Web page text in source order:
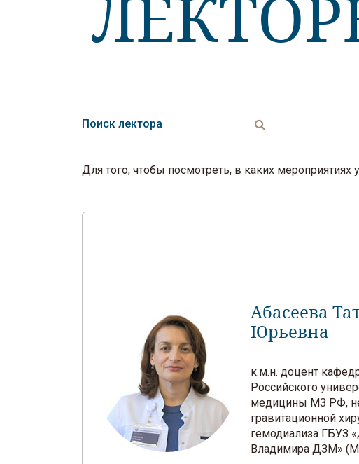
Для того, чтобы посмотреть, в каких
Абасеева
Юрьевна
к.м.н. доцент
Российского
медицины МЗ РФ,
гравитационной
гемодиализа ГБУЗ
Владимира ДЗМ»